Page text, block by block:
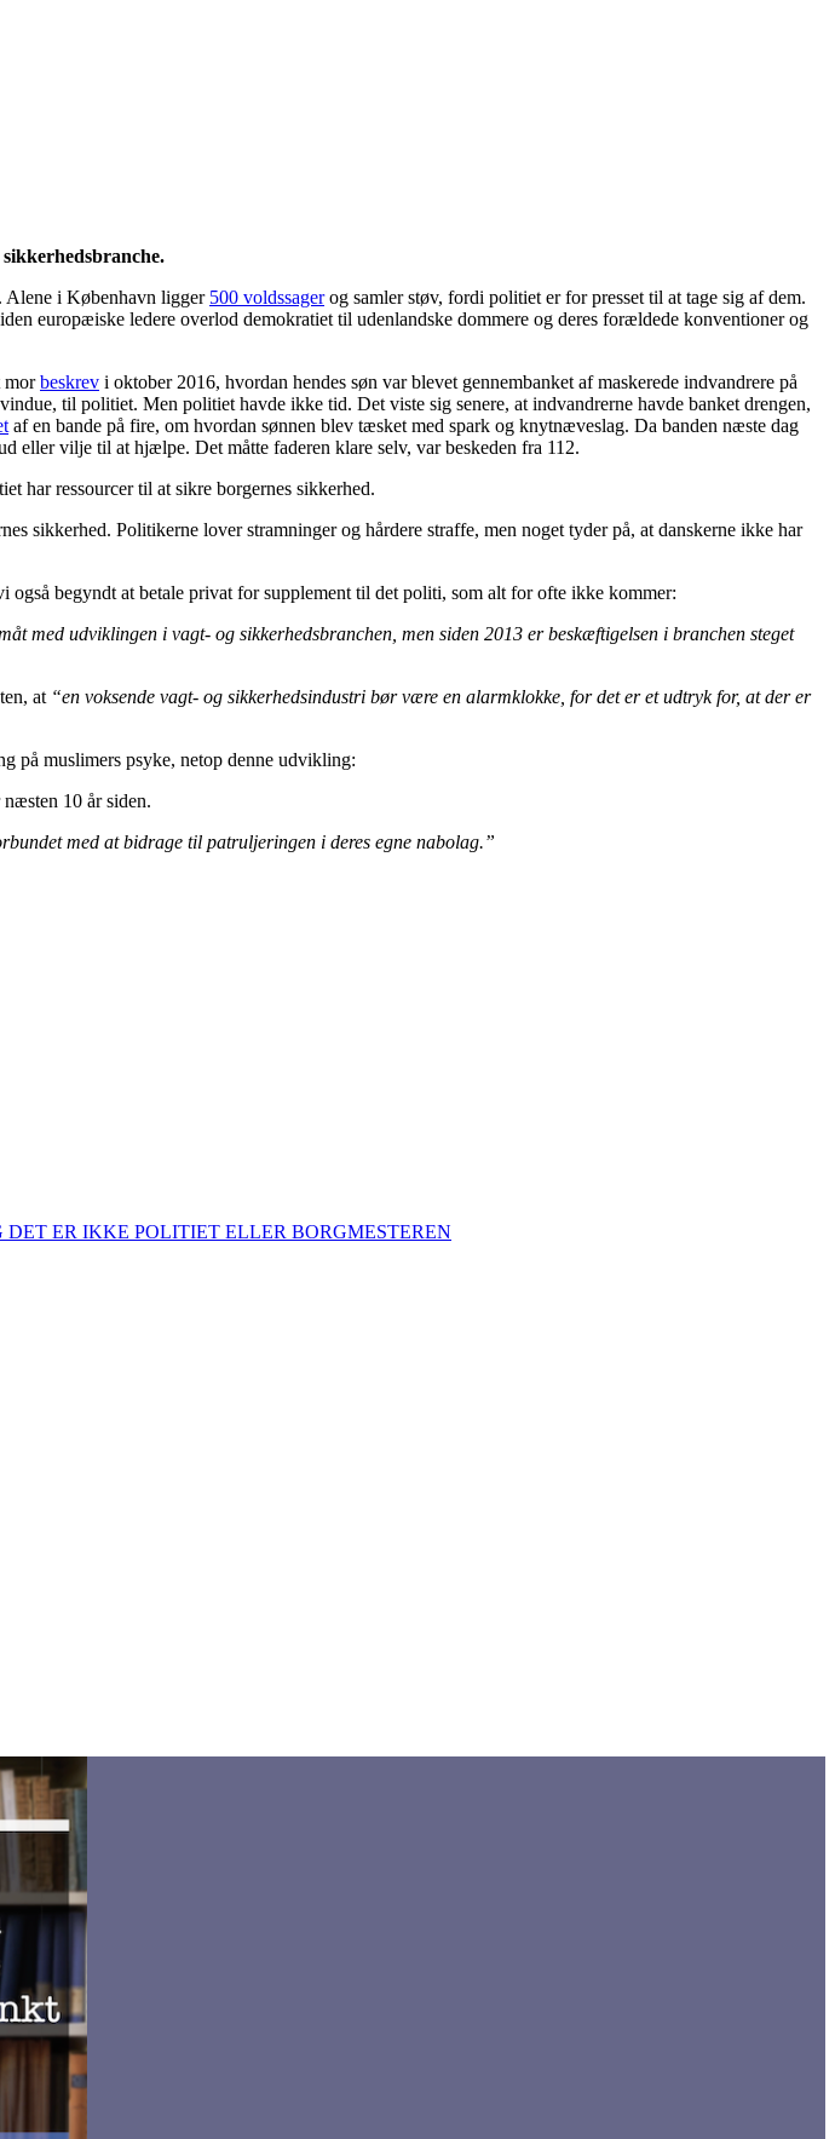
Alene i København ligger 500 voldssagerog samler støv, fordi politiet er for presset til at tage sig af dem.
europæiske ledere overlod demokratiet til udenlandske dommere og deres forældede konventioner og
morbeskrev i oktober 2016, hvordan hendes søn var blevet gennembanket af maskerede indvandrere på
til politiet. Men politiet havde ikke tid. Det viste sig senere, at indvandrerne havde banket drengen,
af en bande på fire, om hvordan sønnen blev tæsket med spark og knytnæveslag. Da banden næste dag
eller vilje til at hjælpe. Det måtte faderen klare selv, var beskeden fra 112.
har ressourcer til at sikre borgernes sikkerhed.
sikkerhed. Politikerne lover stramninger og hårdere straffe, men noget tyder på, at danskerne ikke har
begyndt at betale privat for supplement til det politi, som alt for ofte ikke kommer:
med udviklingen i vagt- og sikkerhedsbranchen, men siden 2013 er beskæftigelsen i branchen steget
at “en voksende vagt- og sikkerhedsindustri bør være en alarmklokke, for det er et udtryk for, at der er
på muslimers psyke, netop denne udvikling:
10 år siden.
med at bidrage til patruljeringen i deres egne nabolag.”
ER IKKE POLITIET ELLER BORGMESTEREN